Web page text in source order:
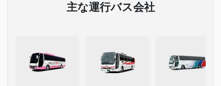
主な運行バス会社